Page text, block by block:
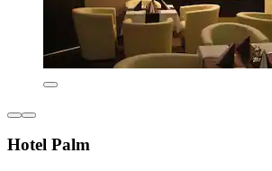
Hotel Palm